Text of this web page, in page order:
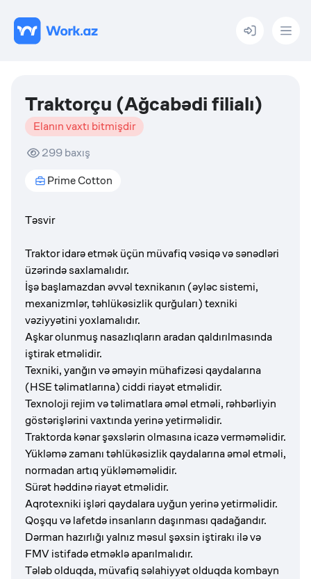
Menu
Traktorçu (Ağcabədi filialı)
Elanın vaxtı bitmişdir
299baxış
Prime Cotton
Təsvir
Traktor idarə etmək üçün müvafiq vəsiqə və sənədləri
üzərində saxlamalıdır.
İşə başlamazdan əvvəl texnikanın (əyləc sistemi,
mexanizmlər, təhlükəsizlik qurğuları) texniki
vəziyyətini yoxlamalıdır.
Aşkar olunmuş nasazlıqların aradan qaldırılmasında
iştirak etməlidir.
Texniki, yanğın və əməyin mühafizəsi qaydalarına
(HSE təlimatlarına) ciddi riayət etməlidir.
Texnoloji rejim və təlimatlara əməl etməli, rəhbərliyin
göstərişlərini vaxtında yerinə yetirməlidir.
Traktorda kənar şəxslərin olmasına icazə verməməlidir.
Yükləmə zamanı təhlükəsizlik qaydalarına əməl etməli,
normadan artıq yükləməməlidir.
Sürət həddinə riayət etməlidir.
Aqrotexniki işləri qaydalara uyğun yerinə yetirməlidir.
Qoşqu və lafetdə insanların daşınması qadağandır.
Dərman hazırlığı yalnız məsul şəxsin iştirakı ilə və
FMV istifadə etməklə aparılmalıdır.
Tələb olduqda, müvafiq səlahiyyət olduqda kombayn